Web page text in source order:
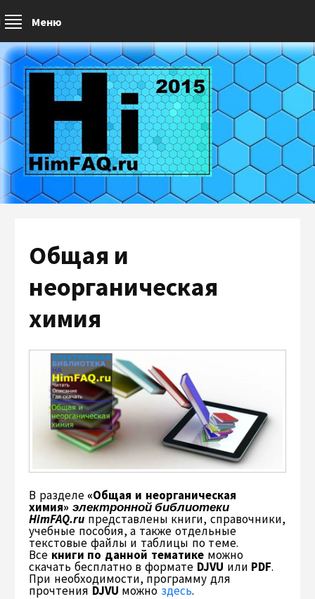
Меню
Общая и
неорганическая
химия
В разделе «Общая и неорганическая
химия» электронной библиотеки
HimFAQ.ru представлены книги, справочники,
учебные пособия, а также отдельные
текстовые файлы и таблицы по теме.
Все книги по данной тематикеможно
скачать бесплатно в формате DJVU или PDF.
При необходимости, программу для
прочтения DJVU можно здесь.